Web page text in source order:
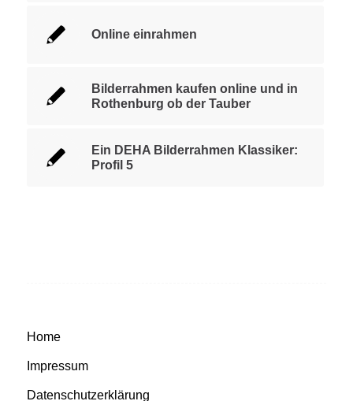
Online einrahmen
Bilderrahmen kaufen online und in
Rothenburg ob der Tauber
Ein DEHA Bilderrahmen Klassiker:
Profil 5
Home
Impressum
Datenschutzerklärung